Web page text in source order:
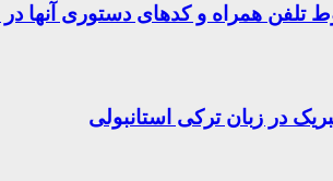
همراه و کدهای دستوری آنها در
در زبان ترکی استانبولی